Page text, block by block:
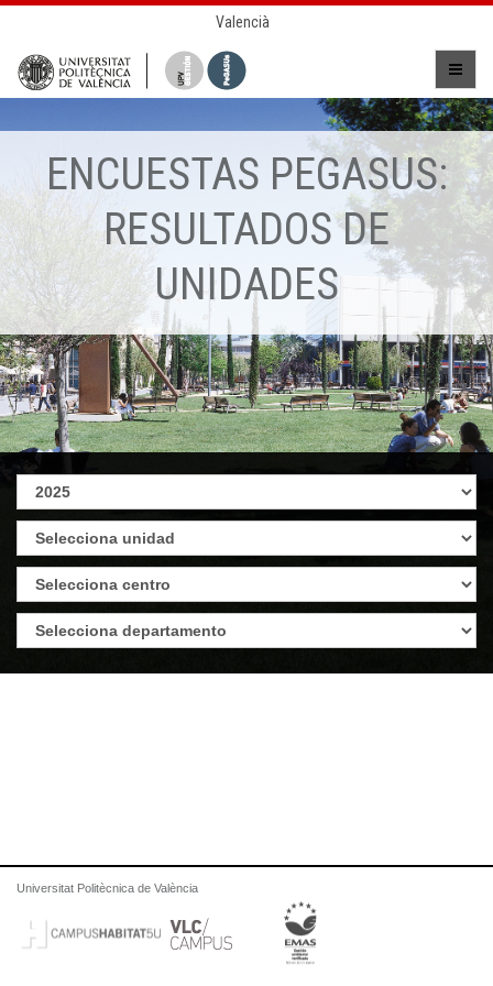
Valencià
ENCUESTAS PEGASUS:
RESULTADOS DE
UNIDADES
Universitat Politècnica de València